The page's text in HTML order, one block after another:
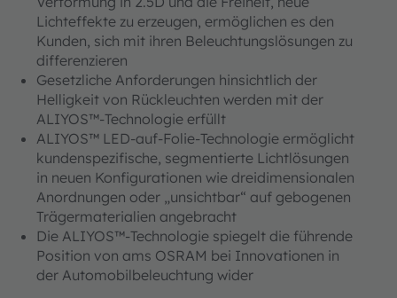
Lichteffekte zu erzeugen, ermöglichen es den
Kunden, sich mit ihren Beleuchtungslösungen zu
differenzieren
Gesetzliche Anforderungen hinsichtlich der
Helligkeit von Rückleuchten werden mit der
ALIYOS™-Technologie erfüllt
ALIYOS™ LED-auf-Folie-Technologie ermöglicht
kundenspezifische, segmentierte Lichtlösungen
in neuen Konfigurationen wie dreidimensionalen
Anordnungen oder „unsichtbar“ auf gebogenen
Trägermaterialien angebracht
Die ALIYOS™-Technologie spiegelt die führende
Position von ams OSRAM bei Innovationen in
der Automobilbeleuchtung wider